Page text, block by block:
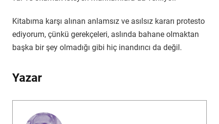
Kitabıma karşı alınan anlamsız ve asılsız kararı protesto
ediyorum, çünkü gerekçeleri, aslında bahane olmaktan
başka bir şey olmadığı gibi hiç inandırıcı da değil.
Yazar